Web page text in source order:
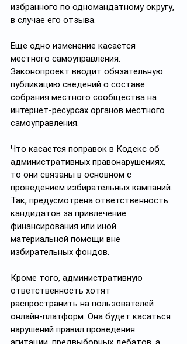
избранного по одномандатному округу,
в случае его отзыва.
Еще одно изменение касается
местного самоуправления.
Законопроект вводит обязательную
публикацию сведений о составе
собрания местного сообщества на
интернет-ресурсах органов местного
самоуправления.
Что касается поправок в Кодекс об
административных правонарушениях,
то они связаны в основном с
проведением избирательных кампаний.
Так, предусмотрена ответственность
кандидатов за привлечение
финансирования или иной
материальной помощи вне
избирательных фондов.
Кроме того, административную
ответственность хотят
распространить на пользователей
онлайн-платформ. Она будет касаться
нарушений правил проведения